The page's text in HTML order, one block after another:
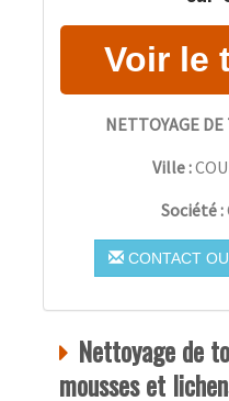
NETTOYAGE
Ville :
Société :
CONTACT
Nettoyage de
mousses et